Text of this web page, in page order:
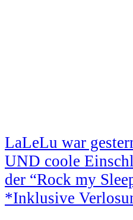
LaLeLu war
UND coole
der “Rock my
*Inklusive